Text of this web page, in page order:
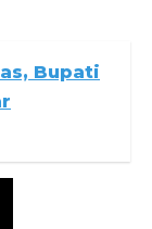
Bupati